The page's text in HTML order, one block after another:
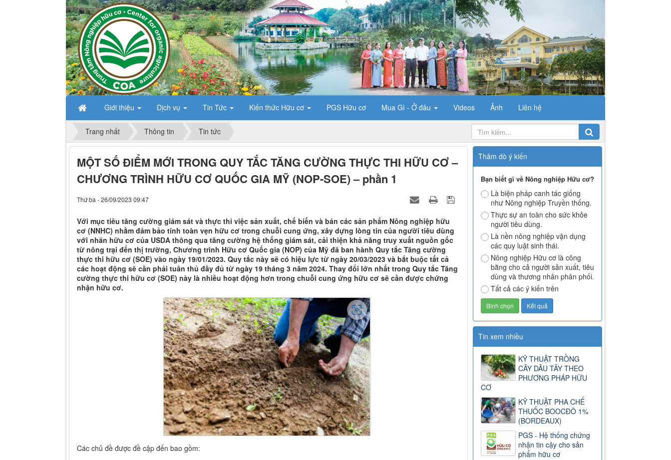
Giới thiệu Dịch vụ Tin Tức Kiến thức Hữu cơ PGS Hữu cơ Mua Gì - Ở đâu Videos Ảnh Liên hệ
Trang nhất Thông tin Tin tức
MỘT SỐ ĐIỂM MỚI TRONG QUY TẮC TĂNG CƯỜNG THỰC THI HỮU CƠ –
CHƯƠNG TRÌNH HỮU CƠ QUỐC GIA MỸ (NOP-SOE) – phần 1
Thứ ba - 26/09/2023 09:47
Với mục tiêu tăng cường giám sát và thực thi việc sản xuất, chế biến và bán các sản phẩm Nông nghiệp hữu
cơ (NNHC) nhằm đảm bảo tính toàn vẹn hữu cơ trong chuỗi cung ứng, xây dựng lòng tin của người tiêu dùng
với nhãn hữu cơ của USDA thông qua tăng cường hệ thống giám sát, cải thiện khả năng truy xuất nguồn gốc
từ nông trại đến thị trường, Chương trình Hữu cơ Quốc gia (NOP) của Mỹ đã ban hành Quy tắc Tăng cường
thực thi hữu cơ (SOE) vào ngày 19/01/2023. Quy tắc này sẽ có hiệu lực từ ngày 20/03/2023 và bắt buộc tất cả
các hoạt động sẽ cần phải tuân thủ đầy đủ từ ngày 19 tháng 3 năm 2024. Thay đổi lớn nhất trong Quy tắc Tăng
cường thực thi hữu cơ (SOE) này là nhiều hoạt động hơn trong chuỗi cung ứng hữu cơ sẽ cần được chứng
nhận hữu cơ.
Các chủ đề được đề cập đến bao gồm:
Thăm dò ý kiến
Bạn biết gì về Nông nghiệp Hữu cơ?
Là biện pháp canh tác giống
như Nông nghiệp Truyền thống.
Thực sự an toàn cho sức khỏe
người tiêu dùng.
Là nền nông nghiệp vận dụng
các quy luật sinh thái.
Nông nghiệp Hữu cơ là công
bằng cho cả người sản xuất, tiêu
dùng và thương nhân phân phối.
Tất cả các ý kiến trên
Tin xem nhiều
KỸ THUẬT TRỒNG
CÂY DÂU TÂY THEO
PHƯƠNG PHÁP HỮU
CƠ
KỸ THUẬT PHA CHẾ
THUỐC BOOCĐÔ 1%
(BORDEAUX)
PGS - Hệ thống chứng
nhận tin cậy cho sản
phẩm hữu cơ